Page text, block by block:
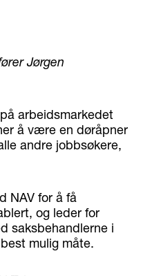
Jørgen
arbeidsmarkedet
å være en døråpner
andre jobbsøkere,
NAV for å få
og leder for
saksbehandlerne i
mulig måte.